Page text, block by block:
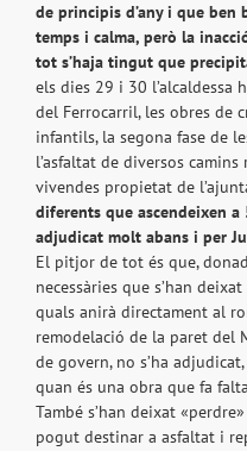
de principis d’any i que ben
temps i calma, però la
tot s’haja tingut que
els dies 29 i 30 l’alcaldessa
del Ferrocarril, les obres de
infantils, la segona fase de
l’asfaltat de diversos
vivendes propietat de
diferents que ascendeixen
adjudicat molt abans i per
El pitjor de tot és que,
necessàries que s’han
quals anirà directament al
remodelació de la paret del
de govern, no s’ha
quan és una obra que fa
També s’han deixat
pogut destinar a asfaltat i